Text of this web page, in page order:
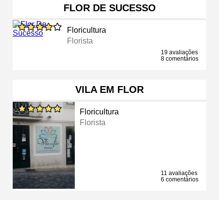
FLOR DE SUCESSO
Floricultura
Florista
19 avaliações
8 comentários
VILA EM FLOR
Floricultura
Florista
11 avaliações
6 comentários